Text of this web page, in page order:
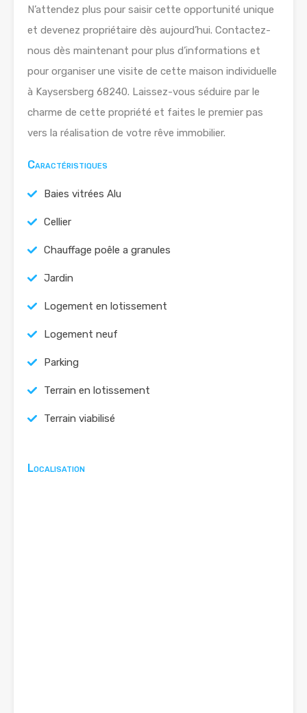
N’attendez plus pour saisir cette opportunité unique
et devenez propriétaire dès aujourd’hui. Contactez-
nous dès maintenant pour plus d’informations et
pour organiser une visite de cette maison individuelle
à Kaysersberg 68240. Laissez-vous séduire par le
charme de cette propriété et faites le premier pas
vers la réalisation de votre rêve immobilier.
Caractéristiques
Baies vitrées Alu
Cellier
Chauffage poêle a granules
Jardin
Logement en lotissement
Logement neuf
Parking
Terrain en lotissement
Terrain viabilisé
Localisation